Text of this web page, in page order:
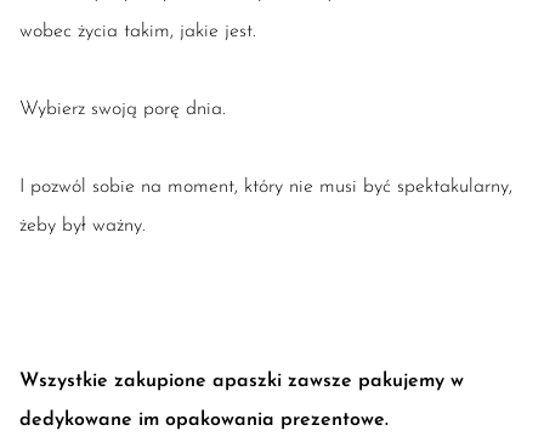
wobec życia takim, jakie jest.
Wybierz swoją porę dnia.
I pozwól sobie na moment, który nie musi być spektakularny,
żeby był ważny.
Wszystkie zakupione apaszki zawsze pakujemy w
dedykowane im opakowania prezentowe.